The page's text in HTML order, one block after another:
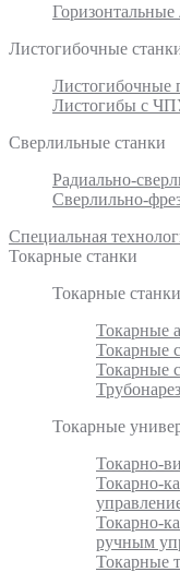
Листогибочные
Листогибочные
Листогибы с
Сверлильные станки
Радиально-
Сверлильно-
Специальная
Токарные станки
Токарные
Токарные
Токарные
Токарные
Токарные
Токарно-
Токарно-
Токарно-
ручным
Токарные